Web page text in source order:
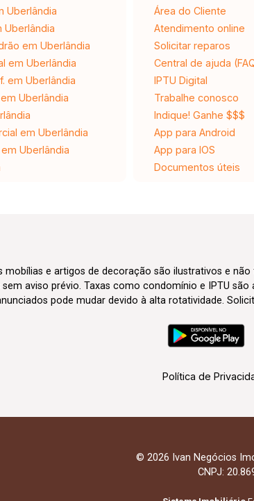
Uberlândia
Uberlândia
em Uberlândia
em Uberlândia
em Uberlândia
Uberlândia
em Uberlândia
Uberlândia
Área do Cliente
Atendimento online
Solicitar reparos
Central de ajuda
IPTU Digital
Trabalhe conosco
Indique! Ganhe $$$
App para Android
App para IOS
Documentos úteis
mobílias e artigos de decoração são ilustrativos e
aviso prévio. Taxas como condomínio e IPTU
pode mudar devido à alta rotatividade.
Política de
© 2026 Ivan Negócios
CNPJ: